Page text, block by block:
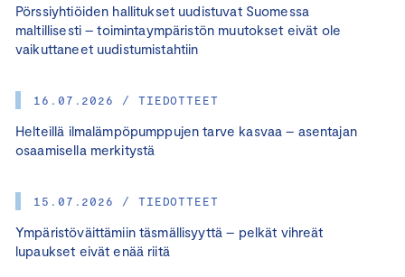
Pörssiyhtiöiden hallitukset uudistuvat Suomessa
maltillisesti – toimintaympäristön muutokset eivät ole
vaikuttaneet uudistumistahtiin
16.07.2026 / TIEDOTTEET
Helteillä ilmalämpöpumppujen tarve kasvaa – asentajan
osaamisella merkitystä
15.07.2026 / TIEDOTTEET
Ympäristöväittämiin täsmällisyyttä – pelkät vihreät
lupaukset eivät enää riitä